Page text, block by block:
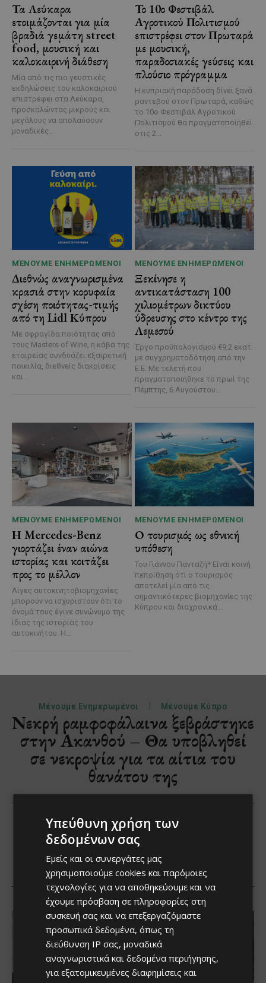
Τα Λεύκαρα
ετοιμάζονται για μία
βραδιά γεμάτη street
food, μουσική και
καλοκαιρινή διάθεση
Μία από τις πιο γευστικές
εκδηλώσεις του καλοκαιριού
επιστρέφει στα Λεύκαρα,
προσκαλώντας μικρούς και
μεγάλους να απολαύσουν
μοναδικές...
Το 10ο Φεστιβάλ
Αγροτικού Πολιτισμού
επιστρέφει στον Πρωταρά
με μουσική,
παραδοσιακές γεύσεις και
πλούσιο πρόγραμμα
Η κυπριακή παράδοση δίνει ξανά
ραντεβού στον Πρωταρά, καθώς
το 10ο Φεστιβάλ Αγροτικού
Πολιτισμού θα πραγματοποιηθεί
στις 2...
ΜΈΝΟΥΜΕ ΕΝΗΜΕΡΩΜΈΝΟΙ
Διεθνώς αναγνωρισμένα
κρασιά στην κορυφαία
σχέση ποιότητας-τιμής
από τη Lidl Κύπρου
Με σφραγίδα ποιότητας από
τους Masters of Wine, η κάβα της
εταιρείας συνδυάζει εξαιρετική
ποικιλία, διεθνείς διακρίσεις
και...
ΜΈΝΟΥΜΕ ΕΝΗΜΕΡΩΜΈΝΟΙ
Ξεκίνησε η
αντικατάσταση 100
χιλιομέτρων δικτύου
ύδρευσης στο κέντρο της
Λεμεσού
Έργο προϋπολογισμού €9,2 εκατ.
με συγχρηματοδότηση από την
Ε.Ε. Με τελετή που
πραγματοποιήθηκε το πρωί της
Πέμπτης, 6 Αυγούστου...
ΜΈΝΟΥΜΕ ΕΝΗΜΕΡΩΜΈΝΟΙ
Η Mercedes-Benz
γιορτάζει έναν αιώνα
ιστορίας και κοιτάζει
προς το μέλλον
Λίγες αυτοκινητοβιομηχανίες
μπορούν να ισχυριστούν ότι το
όνομά τους έγινε συνώνυμο της
ίδιας της ιστορίας του
αυτοκινήτου. Η...
ΜΈΝΟΥΜΕ ΕΝΗΜΕΡΩΜΈΝΟΙ
Ο τουρισμός ως εθνική
υπόθεση
Του Γιάννου Πανταζή* Είναι κοινή
πεποίθηση ότι ο τουρισμός
αποτελεί μία από τις
σημαντικότερες βιομηχανίες της
Κύπρου και διαχρονικά...
Υπεύθυνη χρήση των
δεδομένων σας
Εμείς και οι συνεργάτες μας
χρησιμοποιούμε cookies και παρόμοιες
τεχνολογίες για να αποθηκεύουμε και να
έχουμε πρόσβαση σε πληροφορίες στη
συσκευή σας και να επεξεργαζόμαστε
προσωπικά δεδομένα, όπως τη
διεύθυνση IP σας, μοναδικά
αναγνωριστικά και δεδομένα περιήγησης,
για εξατομικευμένες διαφημίσεις και